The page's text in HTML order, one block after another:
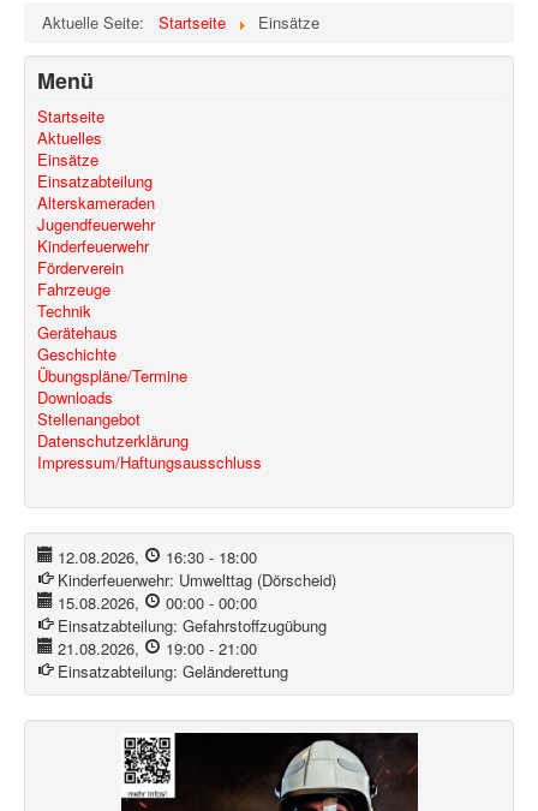
Aktuelle Seite:
Startseite Einsätze
Menü
Startseite
Aktuelles
Einsätze
Einsatzabteilung
Alterskameraden
Jugendfeuerwehr
Kinderfeuerwehr
Förderverein
Fahrzeuge
Technik
Gerätehaus
Geschichte
Übungspläne/Termine
Downloads
Stellenangebot
Datenschutzerklärung
Impressum/Haftungsausschluss
12.08.2026, 16:30- 18:00
Kinderfeuerwehr: Umwelttag (Dörscheid)
15.08.2026, 00:00- 00:00
Einsatzabteilung:Gefahrstoffzugübung
21.08.2026, 19:00- 21:00
Einsatzabteilung:Geländerettung